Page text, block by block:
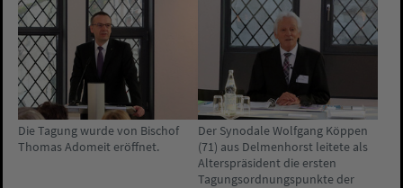
Die Tagung wurde von Bischof
Thomas Adomeit eröffnet.
Der Synodale Wolfgang Köppen
(71) aus Delmenhorst leitete als
Alterspräsident die ersten
Tagungsordnungspunkte der